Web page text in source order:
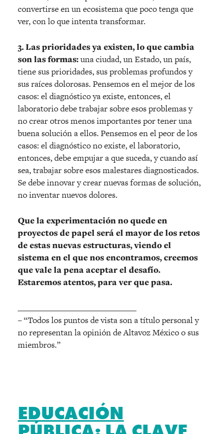
convertirse en un ecosistema que poco tenga que
ver, con lo que intenta transformar.
3. Las prioridades ya existen, lo que cambia
son las formas:una ciudad, un Estado, un país,
tiene sus prioridades, sus problemas profundos y
sus raíces dolorosas. Pensemos en el mejor de los
casos: el diagnóstico ya existe, entonces, el
laboratorio debe trabajar sobre esos problemas y
no crear otros menos importantes por tener una
buena solución a ellos. Pensemos en el peor de los
casos: el diagnóstico no existe, el laboratorio,
entonces, debe empujar a que suceda, y cuando así
sea, trabajar sobre esos malestares diagnosticados.
Se debe innovar y crear nuevas formas de solución,
no inventar nuevos dolores.
Que la experimentación no quede en
proyectos de papel será el mayor de los retos
de estas nuevas estructuras, viendo el
sistema en el que nos encontramos, creemos
que vale la pena aceptar el desafío.
Estaremos atentos, para ver que pasa.
______________________________
– “Todos los puntos de vista son a título personal y
no representan la opinión de Altavoz México o sus
miembros.”
EDUCACIÓN